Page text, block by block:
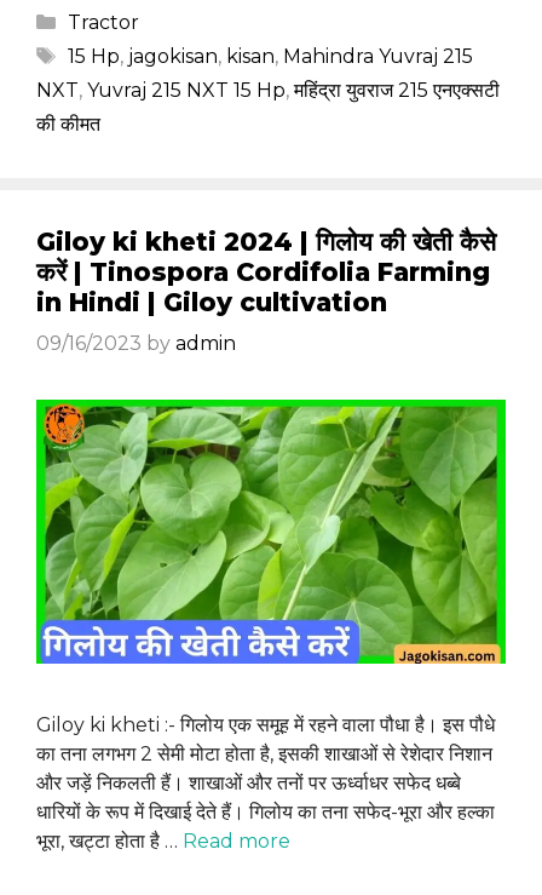
Categories
Tractor
Tags
15 Hp, jagokisan, kisan, Mahindra Yuvraj 215
NXT, Yuvraj 215 NXT 15 Hp,महिंद्रा युवराज 215 एनएक्सटी
की कीमत
Giloy ki kheti 2024 | गिलोय की खेती कैसे
करें | Tinospora Cordifolia Farming
in Hindi | Giloy cultivation
09/16/2023 by admin
Giloy ki kheti :- गिलोय एक समूह में रहने वाला पौधा है। इस पौधे
का तना लगभग 2 सेमी मोटा होता है, इसकी शाखाओं से रेशेदार निशान
और जड़ें निकलती हैं। शाखाओं और तनों पर ऊर्ध्वाधर सफेद धब्बे
धारियों के रूप में दिखाई देते हैं। गिलोय का तना सफेद-भूरा और हल्का
भूरा, खट्टा होता है … Read more